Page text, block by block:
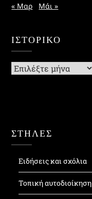
« Μαρ
Μάι »
ΙΣΤΟΡΙΚΌ
Ιστορικό
ΣΤΗΛΕΣ
Ειδήσεις και σχόλια
Τοπική αυτοδιοίκηση